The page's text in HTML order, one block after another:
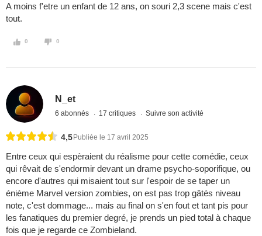
A moins f'etre un enfant de 12 ans, on souri 2,3 scene mais c'est
tout.
0 0
N_et
6 abonnés 17 critiques Suivre son activité
4,5 Publiée le 17 avril 2025
Entre ceux qui espèraient du réalisme pour cette comédie, ceux
qui rêvait de s'endormir devant un drame psycho-soporifique, ou
encore d'autres qui misaient tout sur l'espoir de se taper un
énième Marvel version zombies, on est pas trop gâtés niveau
note, c'est dommage... mais au final on s'en fout et tant pis pour
les fanatiques du premier degré, je prends un pied total à chaque
fois que je regarde ce Zombieland.